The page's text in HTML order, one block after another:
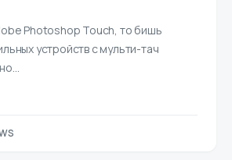
Photoshop Touch, то бишь
устройств с мульти-тач